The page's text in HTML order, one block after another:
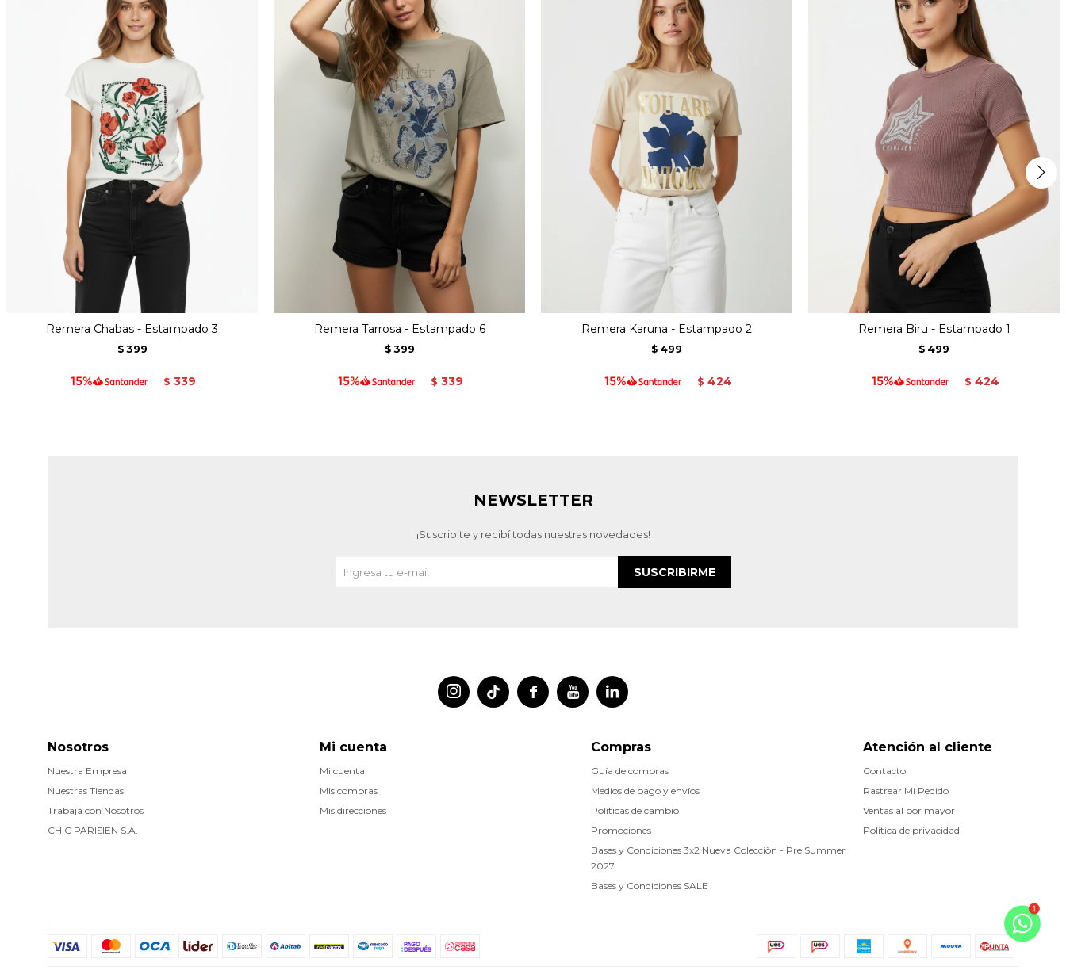
Remera Chabas - Estampado 3
$ 399
$ 339
Remera Tarrosa - Estampado 6
$ 399
$ 339
Remera Karuna - Estampado 2
$ 499
$ 424
Remera Biru - Estampado 1
$ 499
$ 424
 
 
Atención al cliente
Contacto
Rastrear Mi Pedido
Ventas al por mayor
Política de privacidad
Nosotros
Nuestra Empresa
Nuestras Tiendas
Trabajá con Nosotros
CHIC PARISIEN S.A.
Compras
Guía de compras
Medios de pago y envíos
Políticas de cambio
Promociones
Bases y Condiciones 3x2 Nueva Colecciòn - Pre Summer
2027
Bases y Condiciones SALE
Mi cuenta
Mi cuenta
Mis compras
Mis direcciones
NEWSLETTER
¡Suscribite y recibí todas nuestras novedades!
SUSCRIBIRME